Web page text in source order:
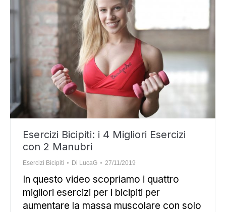
Esercizi Bicipiti: i 4 Migliori Esercizi
con 2 Manubri
Esercizi Bicipiti Di LucaG 27/11/2019
In questo video scopriamo i quattro
migliori esercizi per i bicipiti per
aumentare la massa muscolare con solo